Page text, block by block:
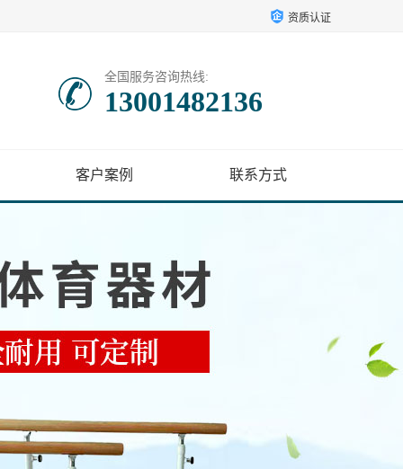
资质认证
全国服务咨询热线:
13001482136
客户案例 联系方式